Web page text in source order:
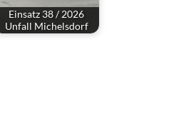
Einsatz 38 / 2026
Unfall Michelsdorf